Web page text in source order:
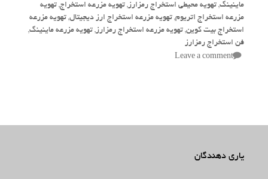
ماینینگ, تهویه محیطی استخراج رمزارز, تهویه مزرعه استخراج, تهویه
مزرعه استخراج اتریوم, تهویه مزرعه استخراج ارز دیجیتال, تهویه مزرعه
استخراج بیت کوین, تهویه مزرعه استخراج رمزارز, تهویه مزرعه ماینینگ,
فن استخراج رمزارز
Leave a comment
یاری دهندگان